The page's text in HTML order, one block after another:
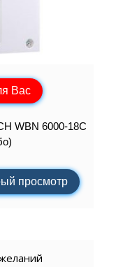
Вас
WBN 6000-18C
просмотр